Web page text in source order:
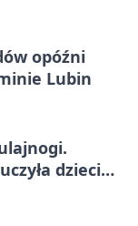
opóźni
Lubin
dzieci